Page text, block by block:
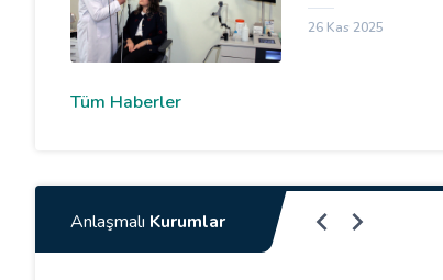
26 Kas 2025
Tüm Haberler
Anlaşmalı Kurumlar